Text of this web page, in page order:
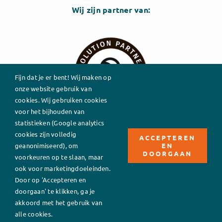
Wij zijn partner van:
Fijn dat je er bent! Wij maken op
onze website gebruik van
cookies. Wij gebruiken cookies
voor het bijhouden van
statistieken (Google analytics
cookies zijn volledig
geanonimiseerd), om
voorkeuren op te slaan, maar
ook voor marketingdoeleinden.
Door op 'Accepteren en
doorgaan' te klikken, ga je
akkoord met het gebruik van
alle cookies.
ACCEPTEREN
EN
DOORGAAN